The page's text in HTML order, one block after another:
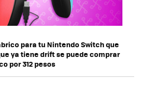
para tu Nintendo Switch que
ya tiene drift se puede comprar
por 312 pesos